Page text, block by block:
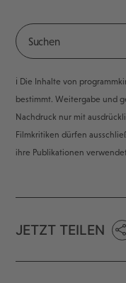
ℹ️ Die Inhalte von
bestimmt. Weitergabe und
Nachdruck nur mit
Filmkritiken dürfen
ihre Publikationen
JETZT TEILEN